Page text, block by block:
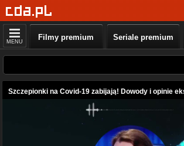
MENU Filmy premium Seriale premium
Szczepionki na Covid-19 zabijają! Dowody i opinie